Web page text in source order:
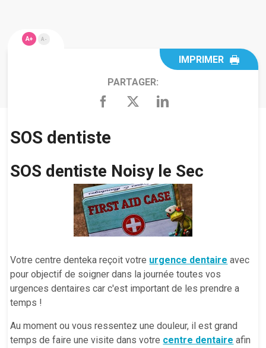
A+ A-
IMPRIMER
PARTAGER:
SOS dentiste
SOS dentiste Noisy le Sec
Votre centre denteka reçoit votre urgence dentaire avec
pour objectif de soigner dans la journée toutes vos
urgences dentaires car c'est important de les prendre a
temps !
Au moment ou vous ressentez une douleur, il est grand
temps de faire une visite dans votre centre dentaire afin